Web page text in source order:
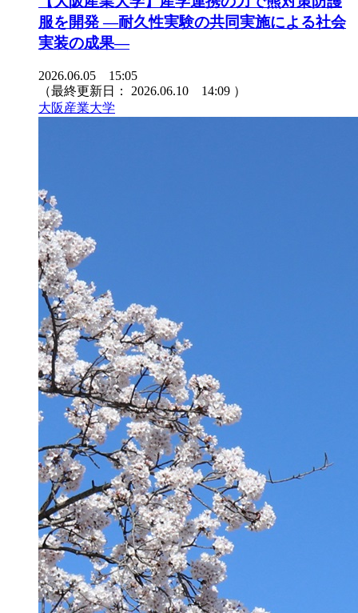
服を開発 ―耐久性実験の共同実施による社会
実装の成果―
2026.06.05 15:05
（最終更新日： 2026.06.10 14:09 ）
大阪産業大学